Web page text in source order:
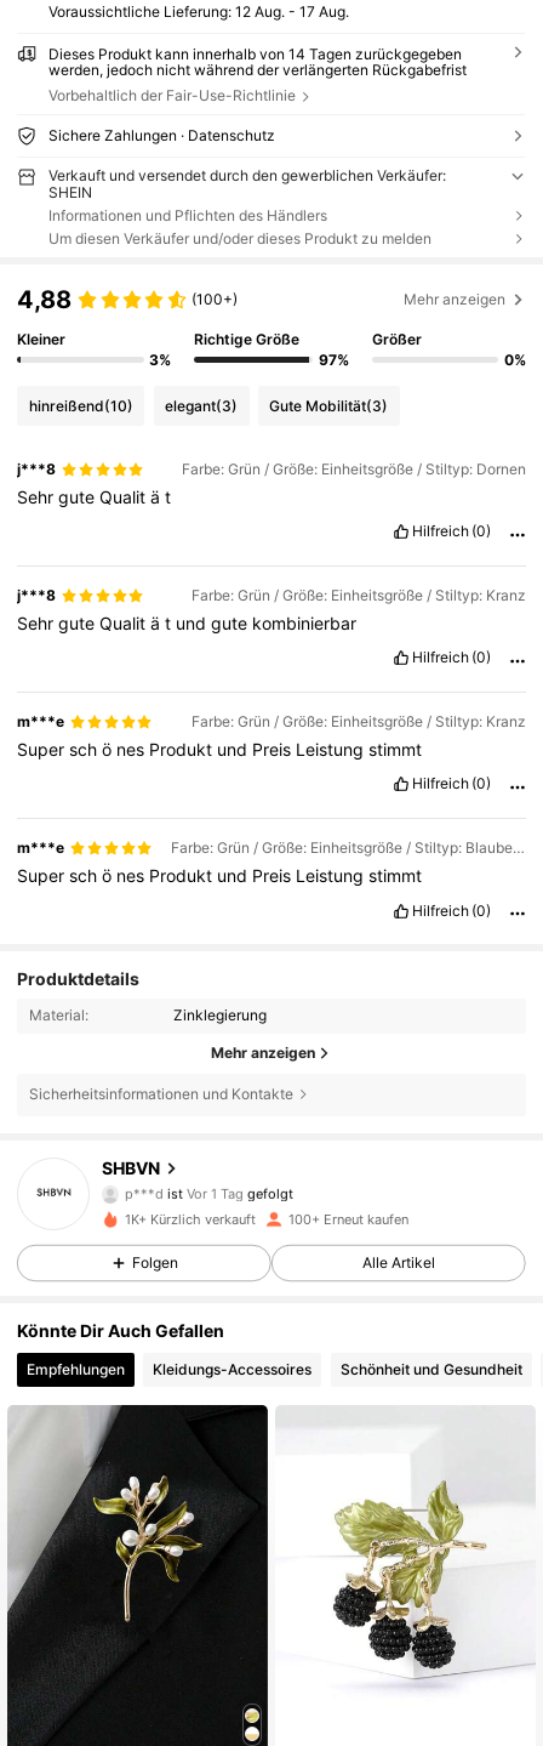
Voraussichtliche Lieferung: 12 Aug. - 17 Aug.
Dieses Produkt kann innerhalb von 14 Tagen zurückgegeben
werden, jedoch nicht während der verlängerten Rückgabefrist
Vorbehaltlich der Fair-Use-Richtlinie
Sichere Zahlungen · Datenschutz
Verkauft und versendet durch den gewerblichen Verkäufer:
SHEIN
Informationen und Pflichten des Händlers
Um diesen Verkäufer und/oder dieses Produkt zu melden
4,88 (100+) Mehr anzeigen
Kleiner
3%
Richtige Größe
97%
Größer
0%
hinreißend(10) elegant(3) Gute Mobilität(3)
j***8 Farbe: Grün / Größe: Einheitsgröße / Stiltyp: Dornen
SehrguteQualität
Hilfreich (0)
j***8 Farbe: Grün / Größe: Einheitsgröße / Stiltyp: Kranz
SehrguteQualität undgute kombinierbar
Hilfreich (0)
m***e Farbe: Grün / Größe: Einheitsgröße / Stiltyp: Kranz
Superschö nes Produkt und Preis Leistungstimmt
Hilfreich (0)
m***e Farbe: Grün / Größe: Einheitsgröße / Stiltyp: Blaubeere
Superschö nes Produkt und Preis Leistungstimmt
Hilfreich (0)
Produktdetails
Material: Zinklegierung
Mehr anzeigen
Sicherheitsinformationen und Kontakte
SHBVN
p***d ist
4,90
116 Follower
4,90 116 Follower
4,90 116 Follower
4,90 116 Follower
4,90 116 Follower
4,90 116 Follower
4,90
1K+ Kürzlich verkauft 100+ Erneut kaufen
Folgen Alle Artikel
Könnte Dir Auch Gefallen
Empfehlungen Kleidungs-Accessoires Schönheit und Gesundheit